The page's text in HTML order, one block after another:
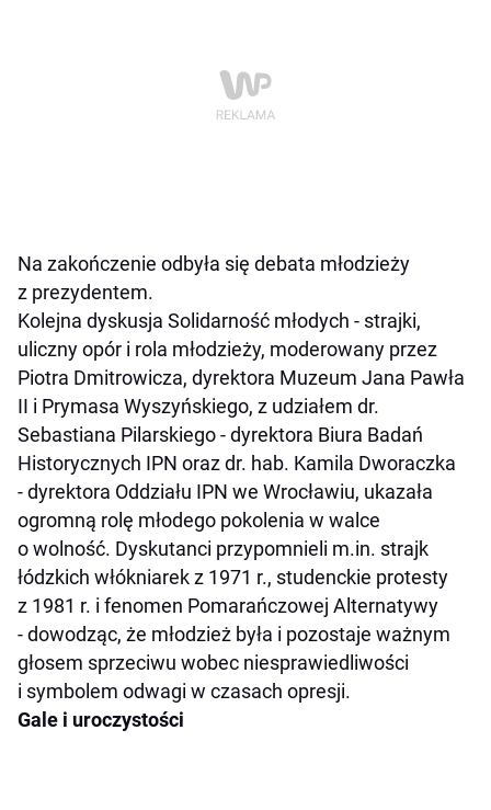
Na zakończenie odbyła się debata młodzieży
z prezydentem.
Kolejna dyskusja Solidarność młodych - strajki,
uliczny opór i rola młodzieży, moderowany przez
Piotra Dmitrowicza, dyrektora Muzeum Jana Pawła
II i Prymasa Wyszyńskiego, z udziałem dr.
Sebastiana Pilarskiego - dyrektora Biura Badań
Historycznych IPN oraz dr. hab. Kamila Dworaczka
- dyrektora Oddziału IPN we Wrocławiu, ukazała
ogromną rolę młodego pokolenia w walce
o wolność. Dyskutanci przypomnieli m.in. strajk
łódzkich włókniarek z 1971 r., studenckie protesty
z 1981 r. i fenomen Pomarańczowej Alternatywy
- dowodząc, że młodzież była i pozostaje ważnym
głosem sprzeciwu wobec niesprawiedliwości
i symbolem odwagi w czasach opresji.
Gale i uroczystości